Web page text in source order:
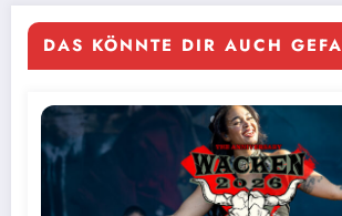
DAS KÖNNTE DIR AUCH